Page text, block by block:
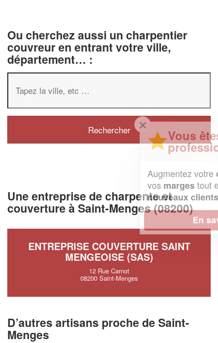
Ou cherchez aussi un charpentier
couvreur en entrant votre ville,
département… :
Une entreprise de charpente et
couverture à Saint-Menges (08200)
ENTREPRISE COUVERTURE SAINT
MENGEOISE (SAS)
12 Rue Carnot
08200 Saint-Menges
D’autres artisans proche de Saint-
Menges
Vous êtes un
professionnel ?
chiffre d'affaireset
tout en gagnant de
nouveaux clients!